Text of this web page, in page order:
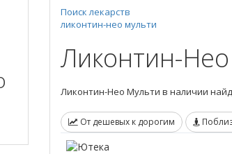
Поиск лекарств
ликонтин-нео мульти
Ликонтин-
Ликонтин-Нео Мульти в наличии
От дешевых к дорогим